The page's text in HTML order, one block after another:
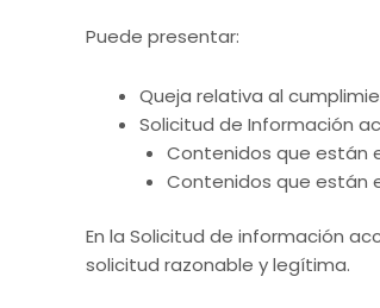
Puede presentar:
Queja relativa al
Solicitud de Información
Contenidos que están
Contenidos que están
En la Solicitud de información
solicitud razonable y legítima.